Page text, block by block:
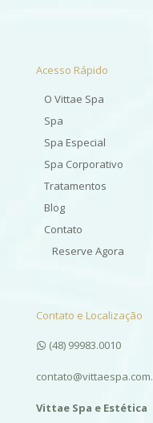
Acesso Rápido
O Vittae Spa
Spa
Spa Especial
Spa Corporativo
Tratamentos
Blog
Contato
Reserve Agora
Contato e Localização
(48) 99983.0010
Vittae Spa e Estética